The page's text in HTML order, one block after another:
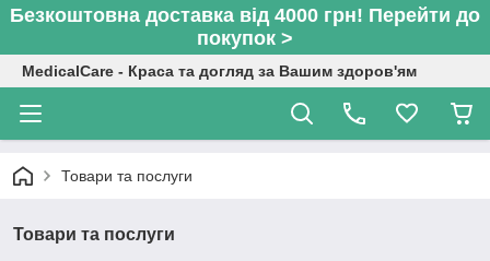
Безкоштовна доставка від 4000 грн! Перейти до
покупок >
MedicalCare - Краса та догляд за Вашим здоров'ям
Товари та послуги
Товари та послуги